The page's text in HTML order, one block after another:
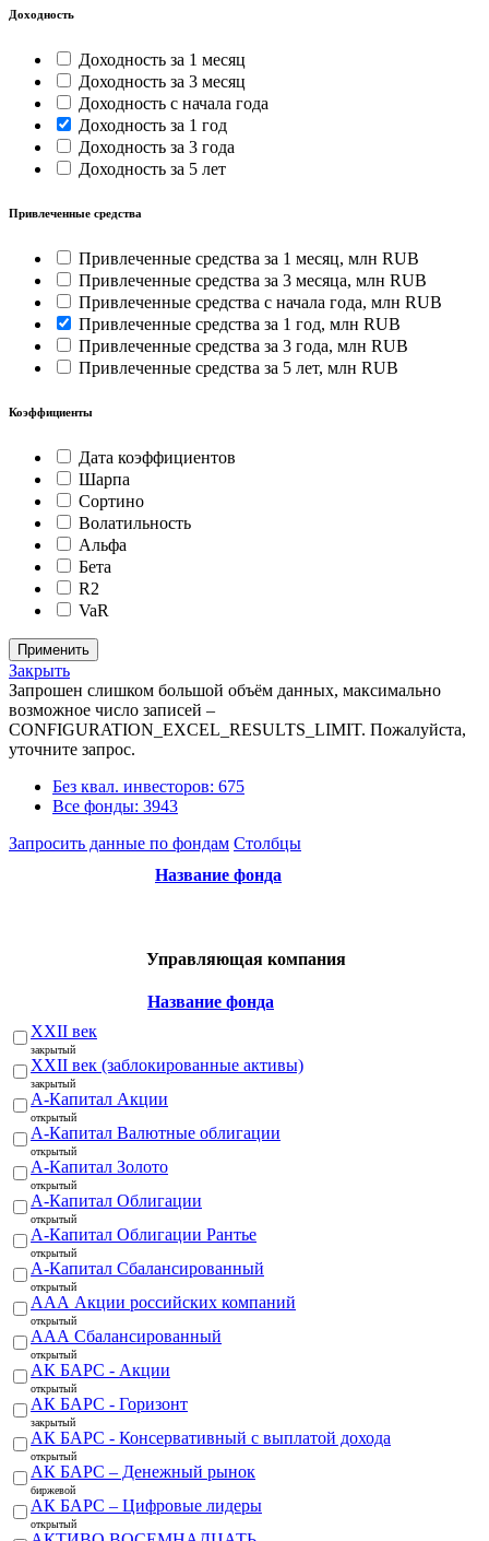
Доходность
Доходность за 1 месяц
Доходность за 3 месяц
Доходность с начала года
Доходность за 1 год
Доходность за 3 года
Доходность за 5 лет
Привлеченные средства
Привлеченные средства за 1 месяц, млн RUB
Привлеченные средства за 3 месяца, млн RUB
Привлеченные средства с начала года, млн RUB
Привлеченные средства за 1 год, млн RUB
Привлеченные средства за 3 года, млн RUB
Привлеченные средства за 5 лет, млн RUB
Коэффициенты
Дата коэффициентов
Шарпа
Сортино
Волатильность
Альфа
Бета
R2
VaR
Закрыть
Запрошен слишком большой объём данных, максимально
возможное число записей –
CONFIGURATION_EXCEL_RESULTS_LIMIT. Пожалуйста,
уточните запрос.
Без квал. инвесторов: 675
Все фонды: 3943
Запросить данные по фондам Столбцы
Название фонда
Управляющая компания
Название фонда
XXII век
закрытый
XXII век (заблокированные активы)
закрытый
А-Капитал Акции
открытый
А-Капитал Валютные облигации
открытый
А-Капитал Золото
открытый
А-Капитал Облигации
открытый
А-Капитал Облигации Рантье
открытый
А-Капитал Сбалансированный
открытый
ААА Акции российских компаний
открытый
ААА Сбалансированный
открытый
АК БАРС - Акции
открытый
АК БАРС - Горизонт
закрытый
АК БАРС - Консервативный с выплатой дохода
открытый
АК БАРС – Денежный рынок
биржевой
АК БАРС – Цифровые лидеры
открытый